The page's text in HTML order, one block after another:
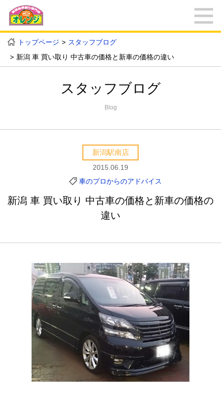
トップページ
スタッフブログ
新潟 車 買い取り 中古車の価格と新車の価格の違い
スタッフブログ
Blog
新潟駅南店
2015.06.19
車のプロからのアドバイス
新潟 車 買い取り 中古車の価格と新車の価格の
違い